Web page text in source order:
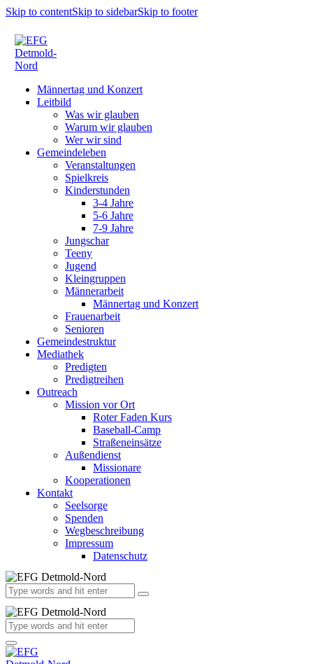
Skip to contentSkip to sidebarSkip to footer
Männertag und Konzert
Leitbild
Was wir glauben
Warum wir glauben
Wer wir sind
Gemeindeleben
Veranstaltungen
Spielkreis
Kinderstunden
3-4 Jahre
5-6 Jahre
7-9 Jahre
Jungschar
Teeny
Jugend
Kleingruppen
Männerarbeit
Männertag und Konzert
Frauenarbeit
Senioren
Gemeindestruktur
Mediathek
Predigten
Predigtreihen
Outreach
Mission vor Ort
Roter Faden Kurs
Baseball-Camp
Straßeneinsätze
Außendienst
Missionare
Kooperationen
Kontakt
Seelsorge
Spenden
Wegbeschreibung
Impressum
Datenschutz